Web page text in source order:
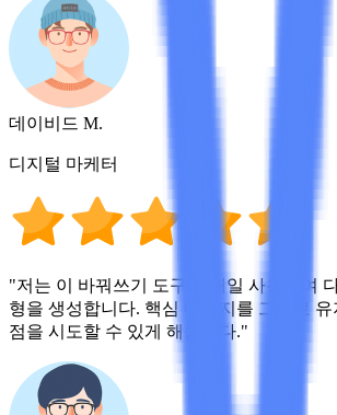
데이비드 M.
디지털 마케터
"저는 이 바꿔쓰기 도구를 매일 사용하여
형을 생성합니다. 핵심 메시지를 그대로
점을 시도할 수 있게 해줍니다."